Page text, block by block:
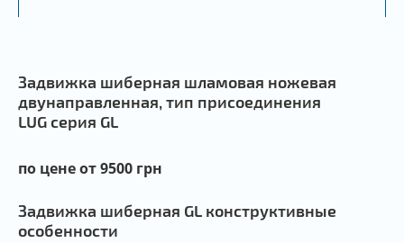
Задвижка шиберная шламовая ножевая
двунаправленная, тип присоединения
LUG серия GL
по цене от 9500 грн
Задвижка шиберная GL конструктивные
особенности